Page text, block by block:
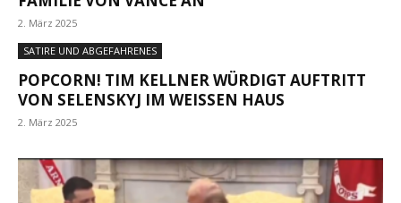
2. März 2025
SATIRE UND ABGEFAHRENES
POPCORN! TIM KELLNER WÜRDIGT AUFTRITT
VON SELENSKYJ IM WEISSEN HAUS
2. März 2025